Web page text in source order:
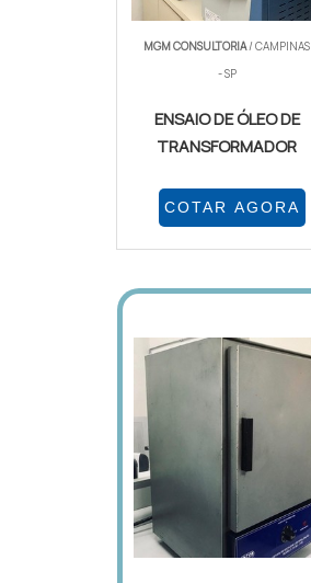
MGM CONSULTORIA/ CAMPINAS
- SP
ENSAIO DE ÓLEO DE
TRANSFORMADOR
COTAR AGORA